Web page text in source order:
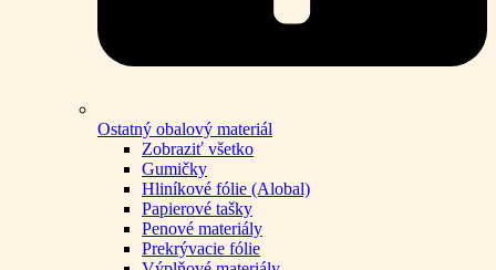
Ostatný obalový materiál
Zobraziť všetko
Gumičky
Hliníkové fólie (Alobal)
Papierové tašky
Penové materiály
Prekrývacie fólie